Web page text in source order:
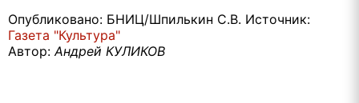
Опубликовано: БНИЦ/Шпилькин С.В. Источник:
Газета "Культура"
Автор:Андрей КУЛИКОВ